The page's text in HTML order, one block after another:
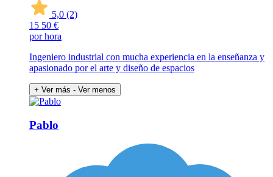
5,0 (2)
15 50 €
por hora
Ingeniero industrial con mucha experiencia en la enseñanza y
apasionado por el arte y diseño de espacios
+ Ver más - Ver menos
Pablo